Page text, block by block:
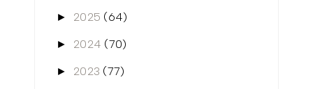
► 2025 (64)
► 2024 (70)
► 2023 (77)